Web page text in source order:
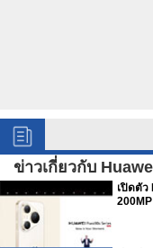
ข่าวเกี่ยวกับ
เปิดตัว